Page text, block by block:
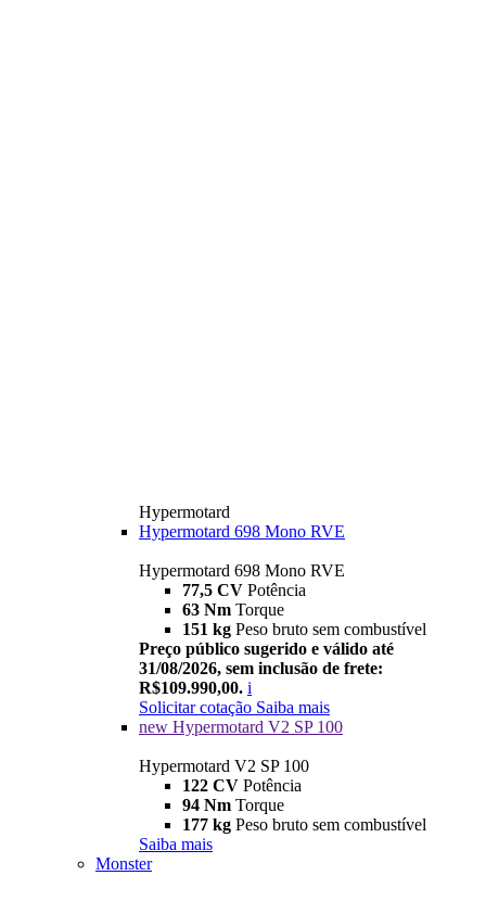
Hypermotard
Hypermotard 698 Mono RVE
Hypermotard 698 Mono RVE
77,5 CV Potência
63 Nm Torque
151 kg Peso bruto sem combustível
Preço público sugerido e válido até
31/08/2026, sem inclusão de frete:
R$109.990,00. i
Solicitar cotação Saiba mais
new Hypermotard V2 SP 100
Hypermotard V2 SP 100
122 CV Potência
94 Nm Torque
177 kg Peso bruto sem combustível
Saiba mais
Monster